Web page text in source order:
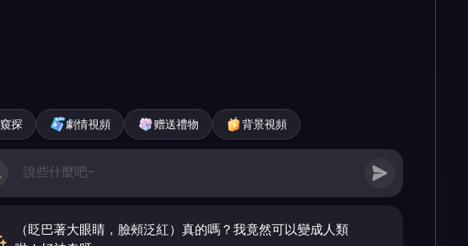
窺探 劇情視頻 赠送禮物 背景視頻
（眨巴著大眼睛，臉頰泛紅）真的嗎？我竟然可以變成人類